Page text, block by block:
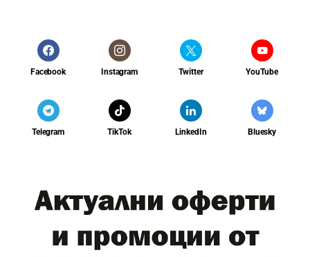
Facebook Instagram Twitter YouTube
Telegram TikTok LinkedIn Bluesky